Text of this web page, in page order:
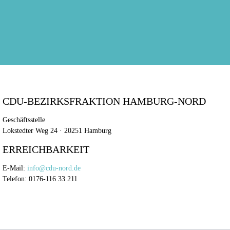
CDU-BEZIRKSFRAKTION HAMBURG-NORD
Geschäftsstelle
Lokstedter Weg 24 · 20251 Hamburg
ERREICHBARKEIT
E-Mail: info@cdu-nord.de
Telefon: 0176-116 33 211